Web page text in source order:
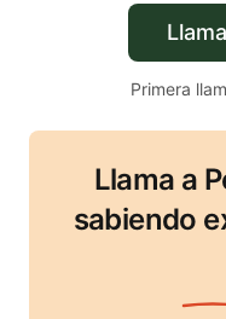
Primera
Llama a
sabiendo